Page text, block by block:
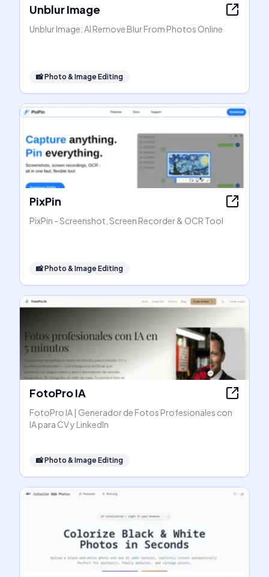
Unblur Image
Unblur Image: AI Remove Blur From Photos Online
📸Photo & Image Editing
PixPin
PixPin - Screenshot, Screen Recorder & OCR Tool
📸Photo & Image Editing
FotoPro IA
FotoPro IA | Generador de Fotos Profesionales con
IA para CV y LinkedIn
📸Photo & Image Editing